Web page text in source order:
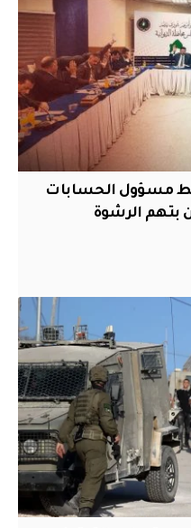
مسؤول الحسابات
بتهم الرشوة